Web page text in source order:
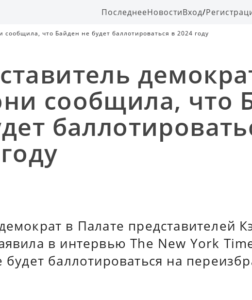
ПоследнееНовостиВход/
что Байден не будет баллотироваться в 2024 году
сообщила, что
в Палате представителей
в интервью The New York
будет баллотироваться на